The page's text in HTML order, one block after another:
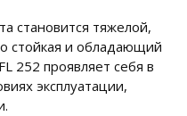
становится тяжелой,
стойкая и обладающий
252 проявляет себя в
эксплуатации,